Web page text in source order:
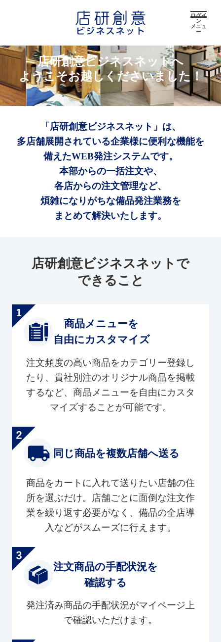
ログイ
ン
メニュ
ー
店研創意ビジネスネットへ
ようこそお越しくださいました！
「店研創意ビジネスネット」は、
多店舗展開されている企業様に便利な機能を
備えたWEB発注システムです。
本部からの一括注文や、
各店からの注文管理など、
煩雑になりがちな備品発注業務を
まとめて解決いたします。
店研創意ビジネスネットで
できること
商品メニューを
自由にカスタマイズ
注文頻度の高い商品をカテゴリー登録し
たり、貴社別注のオリジナル商品を掲載
するなど、商品メニューを自由にカスタ
マイズすることが可能です。
同じ商品を複数店舗へ送る
商品をカートに入れて送りたい店舗の住
所を選ぶだけ。店舗ごとに面倒な注文作
業を繰り返す必要がなく、備品の全店導
入などがスムーズに行えます。
注文商品の手配状況を
確認する
発注済み商品の手配状況がマイページ上
で確認いただけます。